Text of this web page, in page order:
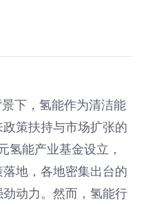
下，氢能作为清洁能
策扶持与市场扩张的
氢能产业基金设立，
地，各地密集出台的
动力。然而，氢能行